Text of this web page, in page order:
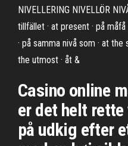
NIVELLERING NIVELLÖR
tillfället · at present · på måfå
· på samma nivå som · at the
the utmost · åt &
Casino online
er det helt
på udkig efter